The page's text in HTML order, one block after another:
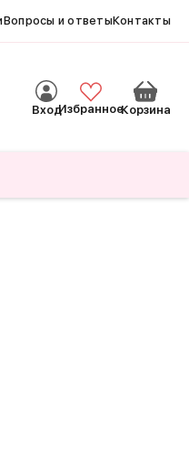
Вопросы и ответыКонтакты
ВходИзбранноеКорзина